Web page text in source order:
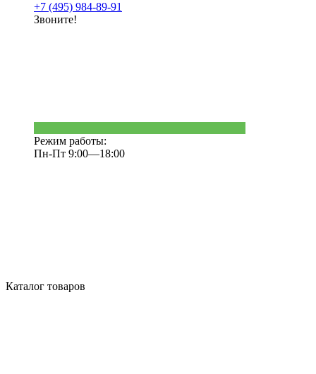
+7 (495) 984-89-91
Звоните!
Режим работы:
Пн-Пт 9:00—18:00
Каталог товаров